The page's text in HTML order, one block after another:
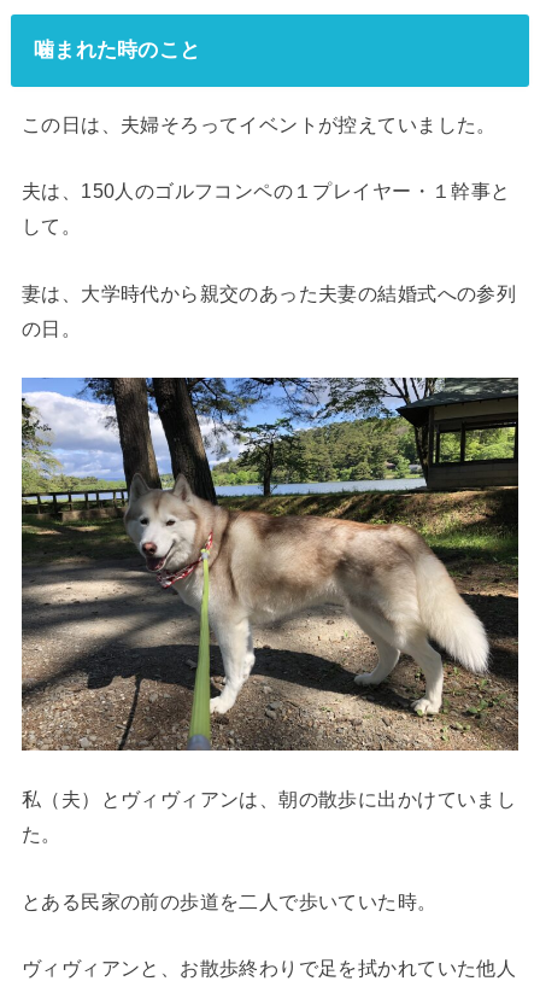
噛まれた時のこと
この日は、夫婦そろってイベントが控えていました。
夫は、150人のゴルフコンペの１プレイヤー・１幹事と
して。
妻は、大学時代から親交のあった夫妻の結婚式への参列
の日。
私（夫）とヴィヴィアンは、朝の散歩に出かけていまし
た。
とある民家の前の歩道を二人で歩いていた時。
ヴィヴィアンと、お散歩終わりで足を拭かれていた他人